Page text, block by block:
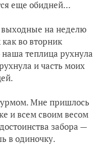
еще обидней...
выходные на неделю
во вторник
теплица рухнула
и часть моих
Мне пришлось
и всем своим весом
забора —
в одиночку.